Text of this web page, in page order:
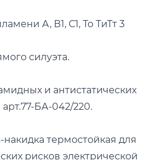
А, В1, С1, То ТиТт 3
силуэта.
и антистатических
БА-042/220.
термостойкая для
рисков электрической